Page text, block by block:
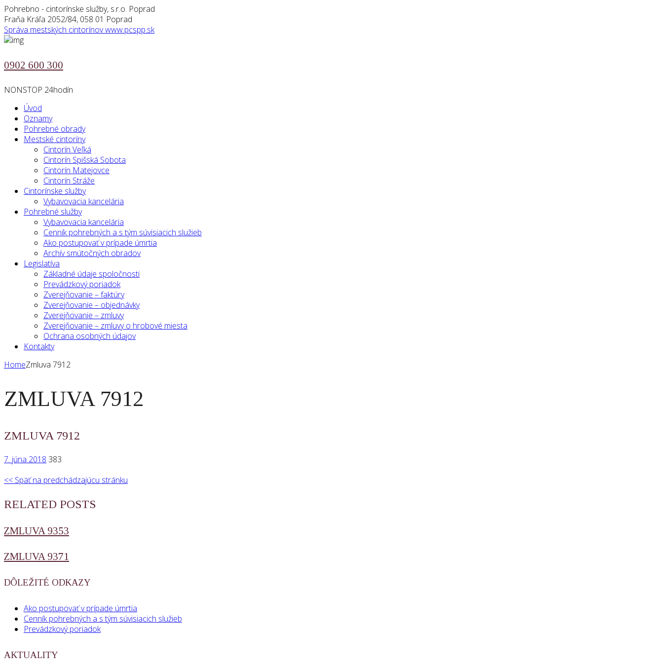
Pohrebno - cintorínske služby, s.r.o. Poprad
Fraňa Kráľa 2052/84, 058 01 Poprad
Správa mestských cintorínovwww.pcspp.sk
0902 600 300
NONSTOP 24hodín
Úvod
Oznamy
Pohrebné obrady
Mestské cintoríny
Cintorín Veľká
Cintorín Spišská Sobota
Cintorín Matejovce
Cintorín Stráže
Cintorínske služby
Vybavovacia kancelária
Pohrebné služby
Vybavovacia kancelária
Cenník pohrebných a s tým súvisiacich služieb
Ako postupovať v prípade úmrtia
Archív smútočných obradov
Legislatíva
Základné údaje spoločnosti
Prevádzkový poriadok
Zverejňovanie – faktúry
Zverejňovanie – objednávky
Zverejňovanie – zmluvy
Zverejňovanie – zmluvy o hrobové miesta
Ochrana osobných údajov
Kontakty
HomeZmluva 7912
ZMLUVA 7912
ZMLUVA 7912
7. júna 2018 383
<< Späť na predchádzajúcu stránku
RELATED POSTS
ZMLUVA 9353
ZMLUVA 9371
DÔLEŽITÉ ODKAZY
Ako postupovať v prípade úmrtia
Cenník pohrebných a s tým súvisiacich služieb
Prevádzkový poriadok
AKTUALITY